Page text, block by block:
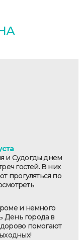
и Судогды днем
гостей. В них
прогуляться по
и немного
День города в
помогают